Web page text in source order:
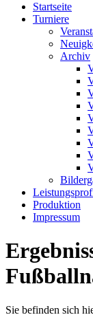
Startseite
Turniere
Archiv
Produktion
Impressum
Sie befinden sich